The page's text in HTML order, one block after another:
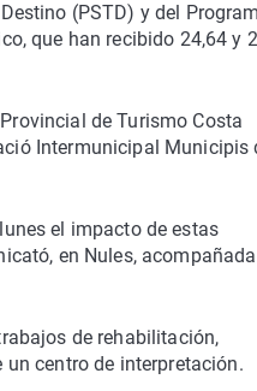
(PSTD) y del
que han recibido 24,64 y
de Turismo Costa
Intermunicipal Municipis
el impacto de estas
en Nules,
de rehabilitación,
centro de interpretación.